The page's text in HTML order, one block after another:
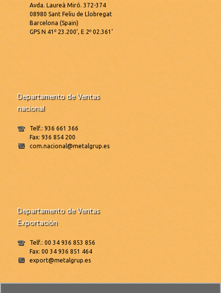
Avda. Laureà Miró. 372-374
08980 Sant Feliu de Llobregat
Barcelona (Spain)
GPS N 41º 23.200’, E 2º 02.361’
Departamento de Ventas
nacional
Telf.: 936 661 366
Fax: 936 854 200
com.nacional@metalgrup.es
Departamento de Ventas
Exportación
Telf.: 00 34 936 853 856
Fax: 00 34 936 851 464
export@metalgrup.es